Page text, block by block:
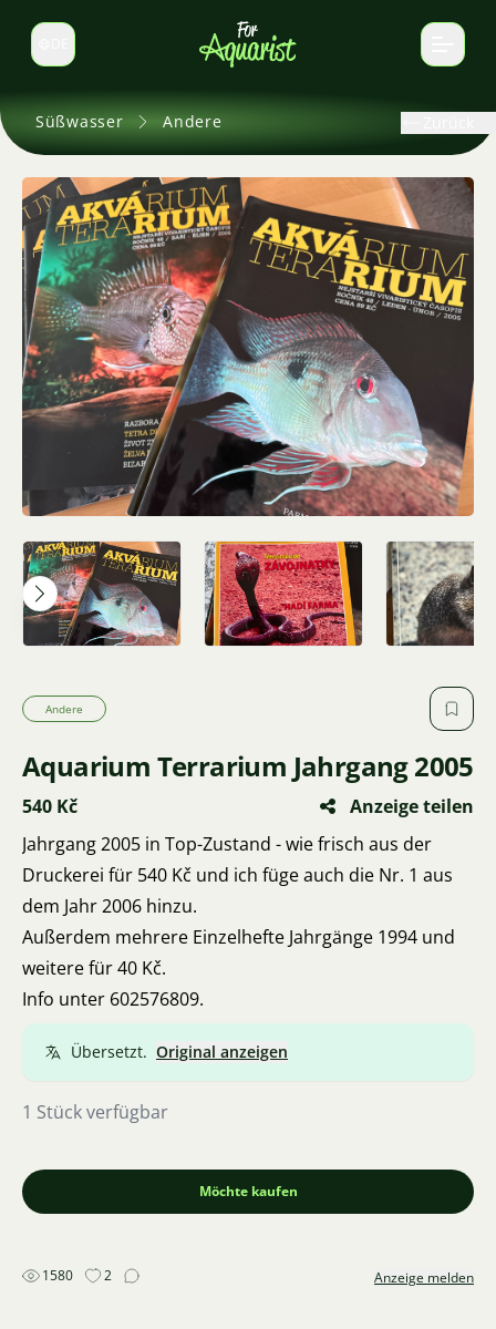
Sprache wechseln
Süßwasser Andere
Andere
Aquarium Terrarium Jahrgang 2005
540 Kč
Anzeige teilen
Jahrgang 2005 in Top-Zustand - wie frisch aus der
Druckerei für 540 Kč und ich füge auch die Nr. 1 aus
dem Jahr 2006 hinzu.
Außerdem mehrere Einzelhefte Jahrgänge 1994 und
weitere für 40 Kč.
Info unter 602576809.
Übersetzt. Original anzeigen
1 Stück verfügbar
Möchte kaufen
1580 2 Anzeige melden